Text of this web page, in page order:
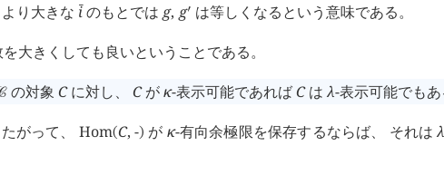
り大きな 󰔄
iのもとでは g, g󰎘 は等しくなるという意味である。
大きくしても良いということである。
の対象Cに対し、Cがκ-表示可能であればCはλ-表示可能でもあ
がって、 Hom(C, -) が κ-有向余極限を保存するならば、 それは